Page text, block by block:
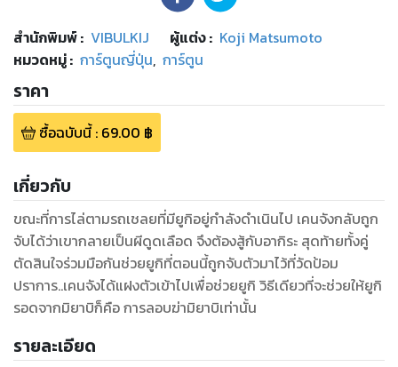
สำนักพิมพ์: VIBULKIJ ผู้แต่ง : Koji Matsumoto
หมวดหมู่: การ์ตูนญี่ปุ่น, การ์ตูน
ราคา
ซื้อฉบับนี้: 69.00 ฿
เกี่ยวกับ
ขณะที่การไล่ตามรถเชลยที่มียูกิอยู่กำลังดำเนินไป เคนจังกลับถูก
จับได้ว่าเขากลายเป็นผีดูดเลือด จึงต้องสู้กับอากิระ สุดท้ายทั้งคู่
ตัดสินใจร่วมมือกันช่วยยูกิที่ตอนนี้ถูกจับตัวมาไว้ที่วัดป้อม
ปราการ..เคนจังได้แฝงตัวเข้าไปเพื่อช่วยยูกิ วิธีเดียวที่จะช่วยให้ยูกิ
รอดจากมิยาบิก็คือ การลอบฆ่ามิยาบิเท่านั้น
รายละเอียด